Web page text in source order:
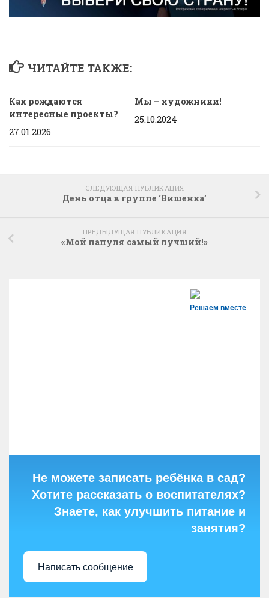
ЧИТАЙТЕ ТАКЖЕ:
Как рождаются
интересные проекты?
27.01.2026
Мы – художники!
25.10.2024
СЛЕДУЮЩАЯ ПУБЛИКАЦИЯ
День отца в группе ‘Вишенка’
ПРЕДЫДУЩАЯ ПУБЛИКАЦИЯ
«Мой папуля самый лучший!»
Решаем вместе
Не можете записать ребёнка в сад?
Хотите рассказать о воспитателях?
Знаете, как улучшить питание и
занятия?
Написать сообщение